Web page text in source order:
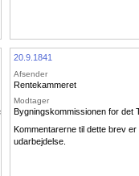
Museum
20.9.1841
Afsender
Rentekammeret
Modtager
Bygningskommissionen for det
Kommentarerne til dette brev er
udarbejdelse.